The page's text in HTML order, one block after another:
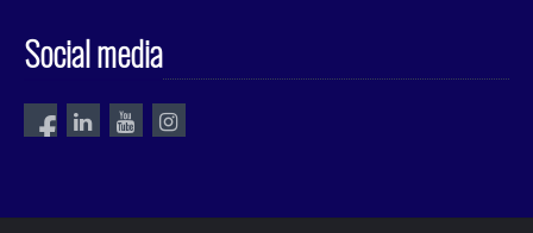
Social media